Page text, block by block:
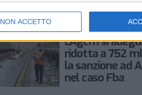
NON ACCETTO
L’Agcm si
ridotta a 752
la sanzione ad
nel caso Fba